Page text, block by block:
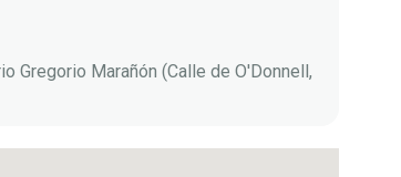
Gregorio Marañón (Calle de O'Donnell,